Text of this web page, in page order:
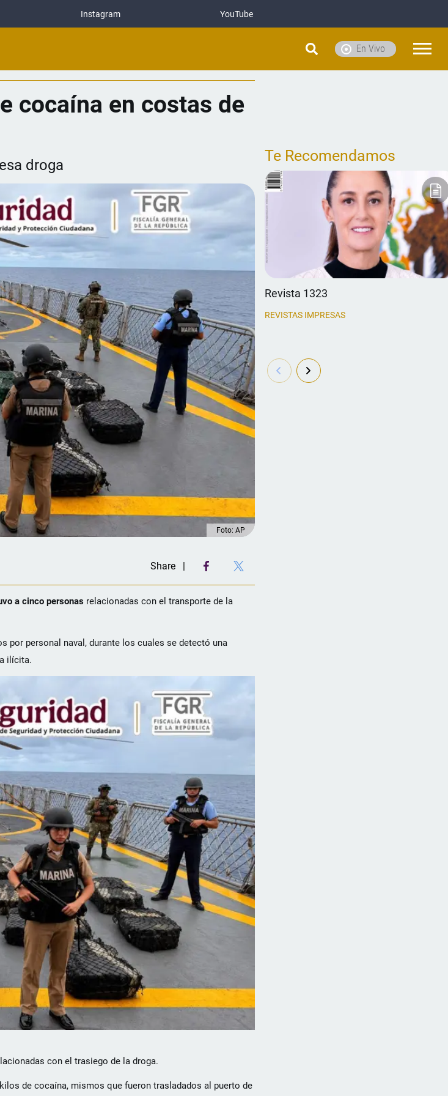
Instagram YouTube
En Vivo
cocaína en costas de
droga
Foto: AP
Share
a cinco personas relacionadas con el transporte de la
por personal naval, durante los cuales se detectó una
ilícita.
con el trasiego de la droga.
de cocaína, mismos que fueron trasladados al puerto de
Te Recomendamos
Revista 1323
REVISTAS IMPRESAS